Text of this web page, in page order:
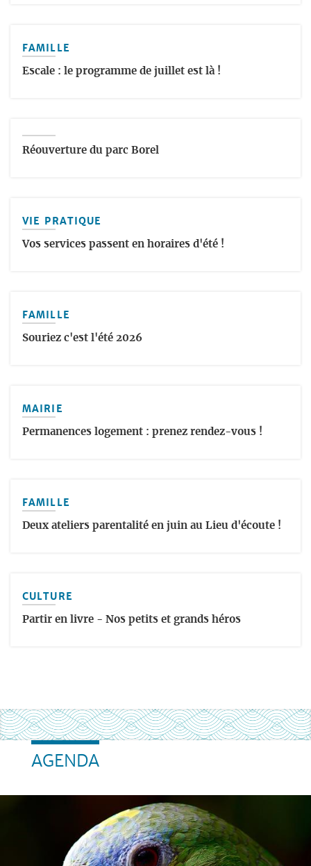
FAMILLE
Escale : le programme de juillet est là !
Réouverture du parc Borel
VIE PRATIQUE
Vos services passent en horaires d'été !
FAMILLE
Souriez c'est l'été 2026
MAIRIE
Permanences logement : prenez rendez-vous !
FAMILLE
Deux ateliers parentalité en juin au Lieu d'écoute !
CULTURE
Partir en livre - Nos petits et grands héros
AGENDA